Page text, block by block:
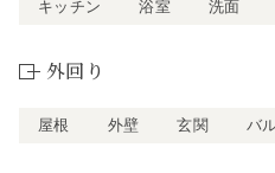
キッチン 浴室 洗面
外回り
屋根 外壁 玄関 バ